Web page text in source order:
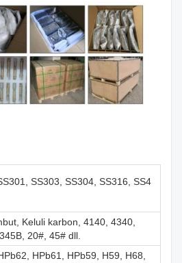
SS303, SS304, SS316, SS4
Keluli karbon, 4140, 4340,
20#, 45# dll.
HPb61, HPb59, H59, H68,